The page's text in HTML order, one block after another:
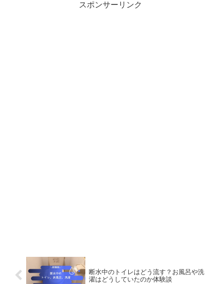
スポンサーリンク
断水中のトイレはどう流す？お風呂や洗
濯はどうしていたのか体験談